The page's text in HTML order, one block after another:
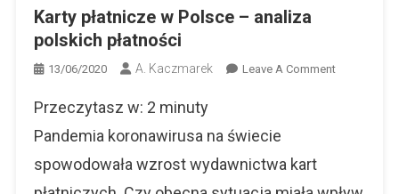
Karty płatnicze w Polsce – analiza
polskich płatności
13/06/2020 A. Kaczmarek Leave A CommentOn
Analiza
Przeczytasz w: 2 minuty
Pandemia koronawirusa na świecie
spowodowała wzrost wydawnictwa kart